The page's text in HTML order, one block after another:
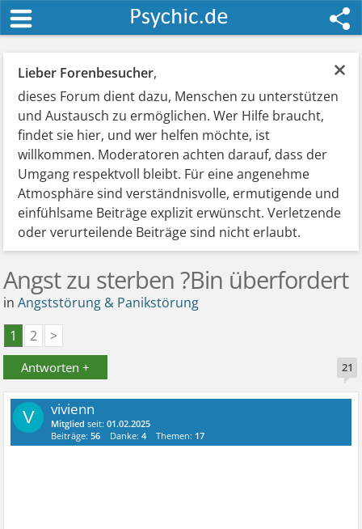
×
Lieber Forenbesucher,
dieses Forum dient dazu, Menschen zu unterstützen
und Austausch zu ermöglichen. Wer Hilfe braucht,
findet sie hier, und wer helfen möchte, ist
willkommen. Moderatoren achten darauf, dass der
Umgang respektvoll bleibt. Für eine angenehme
Atmosphäre sind verständnisvolle, ermutigende und
einfühlsame Beiträge explizit erwünscht. Verletzende
oder verurteilende Beiträge sind nicht erlaubt.
Angst zu sterben ?Bin überfordert
inAngststörung & Panikstörung
1
2 >
Antworten + 21
V vivienn
Mitglied seit:01.02.2025
Beiträge:56 Danke:4 Themen: 17